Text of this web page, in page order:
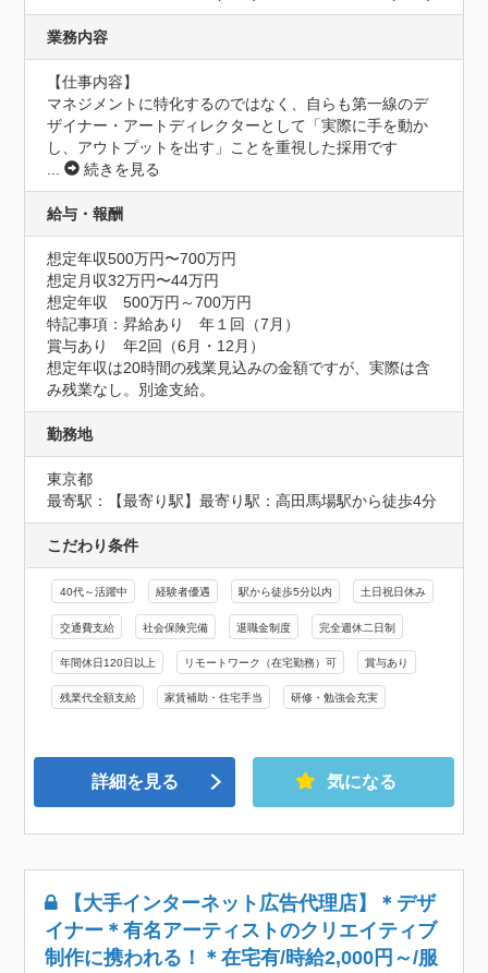
業務内容
【仕事内容】
マネジメントに特化するのではなく、自らも第一線のデ
ザイナー・アートディレクターとして「実際に手を動か
し、アウトプットを出す」ことを重視した採用です
...
続きを見る
給与・報酬
想定年収500万円〜700万円
想定月収32万円〜44万円
想定年収　500万円～700万円
特記事項：昇給あり　年１回（7月）
賞与あり　年2回（6月・12月）
想定年収は20時間の残業見込みの金額ですが、実際は含
み残業なし。別途支給。
勤務地
東京都
最寄駅：【最寄り駅】最寄り駅：高田馬場駅から徒歩4分
こだわり条件
40代～活躍中 経験者優遇 駅から徒歩5分以内 土日祝日休み
交通費支給 社会保険完備 退職金制度 完全週休二日制
年間休日120日以上 リモートワーク（在宅勤務）可 賞与あり
残業代全額支給 家賃補助・住宅手当 研修・勉強会充実
詳細を見る 気になる
【大手インターネット広告代理店】＊デザ
イナー＊有名アーティストのクリエイティブ
制作に携われる！＊在宅有/時給2,000円～/服